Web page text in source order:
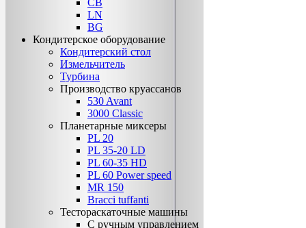
CB
LN
BG
Кондитерское оборудование
Кондитерский стол
Измельчитель
Турбина
Производство круассанов
530 Avant
3000 Classic
Планетарные миксеры
PL 20
PL 35-20 LD
PL 60-35 НD
PL 60 Power speed
MR 150
Bracci tuffanti
Тестораскаточные машины
С ручным управлением